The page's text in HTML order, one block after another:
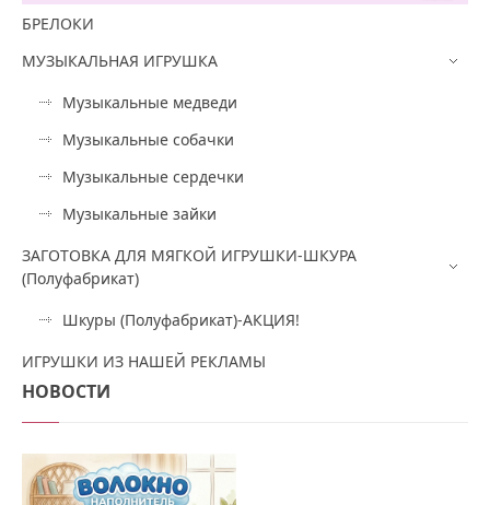
БРЕЛОКИ
МУЗЫКАЛЬНАЯ ИГРУШКА
Музыкальные медведи
Музыкальные собачки
Музыкальные сердечки
Музыкальные зайки
ЗАГОТОВКА ДЛЯ МЯГКОЙ ИГРУШКИ-ШКУРА
(Полуфабрикат)
Шкуры (Полуфабрикат)-АКЦИЯ!
ИГРУШКИ ИЗ НАШЕЙ РЕКЛАМЫ
НОВОСТИ